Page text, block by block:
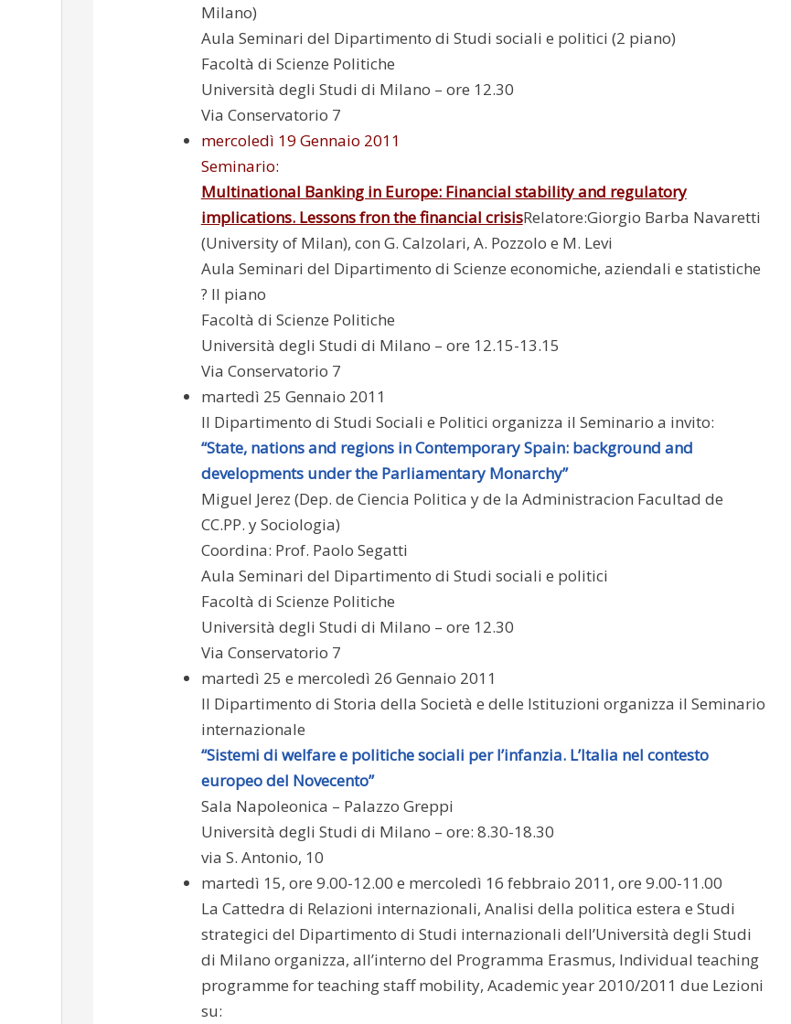
Milano)
Aula Seminari del Dipartimento di Studi sociali e politici (2 piano)
Facoltà di Scienze Politiche
Università degli Studi di Milano – ore 12.30
Via Conservatorio 7
mercoledì 19 Gennaio 2011
Seminario:
Multinational Banking in Europe: Financial stability and regulatory
implications. Lessons fron the financial crisisRelatore:Giorgio Barba Navaretti
(University of Milan), con G. Calzolari, A. Pozzolo e M. Levi
Aula Seminari del Dipartimento di Scienze economiche, aziendali e statistiche
? II piano
Facoltà di Scienze Politiche
Università degli Studi di Milano – ore 12.15-13.15
Via Conservatorio 7
martedì 25 Gennaio 2011
Il Dipartimento di Studi Sociali e Politici organizza il Seminario a invito:
“State, nations and regions in Contemporary Spain: background and
developments under the Parliamentary Monarchy”
Miguel Jerez (Dep. de Ciencia Politica y de la Administracion Facultad de
CC.PP. y Sociologia)
Coordina: Prof. Paolo Segatti
Aula Seminari del Dipartimento di Studi sociali e politici
Facoltà di Scienze Politiche
Università degli Studi di Milano – ore 12.30
Via Conservatorio 7
martedì 25 e mercoledì 26 Gennaio 2011
Il Dipartimento di Storia della Società e delle Istituzioni organizza il Seminario
internazionale
“Sistemi di welfare e politiche sociali per l’infanzia. L’Italia nel contesto
europeo del Novecento”
Sala Napoleonica – Palazzo Greppi
Università degli Studi di Milano – ore: 8.30-18.30
via S. Antonio, 10
martedì 15, ore 9.00-12.00 e mercoledì 16 febbraio 2011, ore 9.00-11.00
La Cattedra di Relazioni internazionali, Analisi della politica estera e Studi
strategici del Dipartimento di Studi internazionali dell’Università degli Studi
di Milano organizza, all’interno del Programma Erasmus, Individual teaching
programme for teaching staff mobility, Academic year 2010/2011 due Lezioni
su: